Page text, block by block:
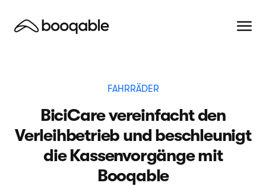
FAHRRÄDER
BiciCare vereinfacht den
Verleihbetrieb und beschleunigt
die Kassenvorgänge mit
Booqable